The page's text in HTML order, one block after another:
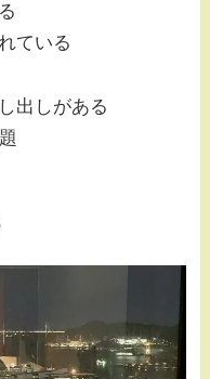
ている
出しがある